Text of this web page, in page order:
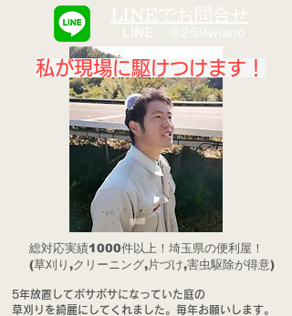
LINEでお問合せ
​ LINE
私が現場に駆けつけます！
総対応実績1000件以上！埼玉県の便利屋！
​(草刈り,クリーニング,片づけ,害虫駆除が得意)
5年放置してボサボサになっていた庭の
草刈りを綺麗にしてくれました。毎年お願いします。